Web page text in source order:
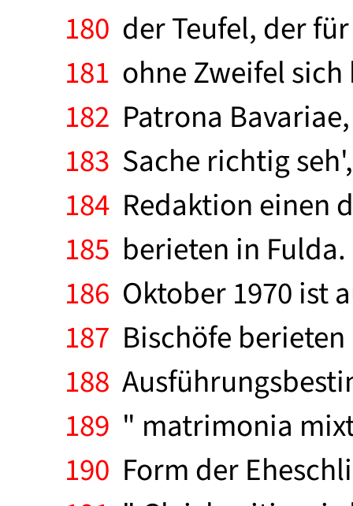
180 der Teufel, der
181 ohne Zweifel
182 Patrona
183 Sache richtig
184 Redaktion einen
185 berieten in
186 Oktober 1970 ist
187 Bischöfe
188
189 " matrimonia
190 Form der